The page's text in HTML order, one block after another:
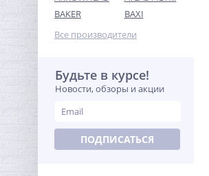
Колено резьбовое ВН 1/2"
x 1/2" латунь UNI-FITT
193,60
BAKER
BAXI
Все производители
Будьте в курсе!
Новости, обзоры и акции
ПОДПИСАТЬСЯ